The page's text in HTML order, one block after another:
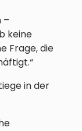
–
keine
Frage, die
in der